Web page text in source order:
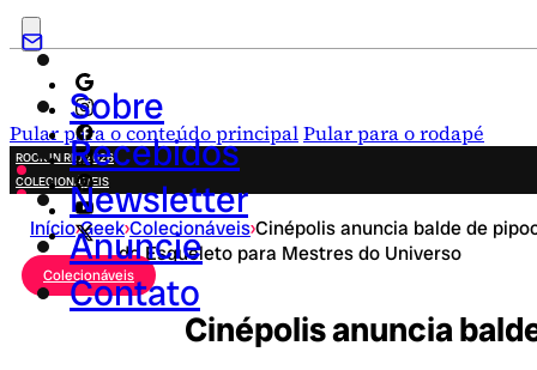
Pular para o conteúdo principalPular para o rodapé
Sobre
Recebidos
Newsletter
Anuncie
Contato
ROCK IN RIO 2026
COLECIONÁVEIS
FESTA JUNINA
NOVIDADES
CAMPANHAS CRIATIVAS
Início›Geek›Colecionáveis›Cinépolis anuncia balde de
do Esqueleto para Mestres do Universo
Colecionáveis
Cinépolis anuncia